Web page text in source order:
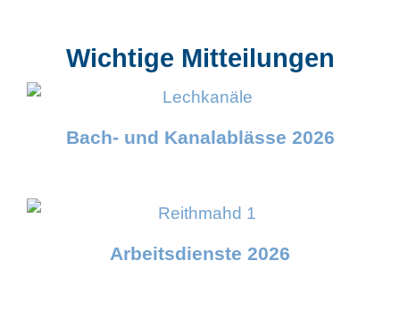
Wichtige Mitteilungen
Bach- und Kanalablässe 2026
Arbeitsdienste 2026